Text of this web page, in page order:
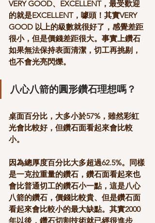
VERY GOOD、EXCELLENT，最受歡迎
的就是EXCELLENT，噱頭！其實VERY
GOOD 以上的級數就很好了，感覺差距
很小，但是價錢差距很大。事實上鑽石
如果無法保持表面清潔，切工再挑剔，
也不會光亮閃爍。
八心八箭的圓形鑽石理想嗎？
桌面百分比，大多小於57%，雖然彩虹
光會比較好，但鑽石面看起來會比較
小。
因為總厚度百分比大多超過62.5%。同樣
是一克拉重量的鑽石，鑽石面看起來也
會比普通切工的鑽石小一點，這是八心
八箭的鑽石，價錢比較貴、但是鑽石面
看起來會比較小的最大缺點。其實2000
年以後，鑽石切割技術就已經很進步